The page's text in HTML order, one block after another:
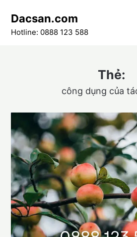
content
Dacsan.com
Hotline: 0888 123 588
Thẻ:
công dụng của